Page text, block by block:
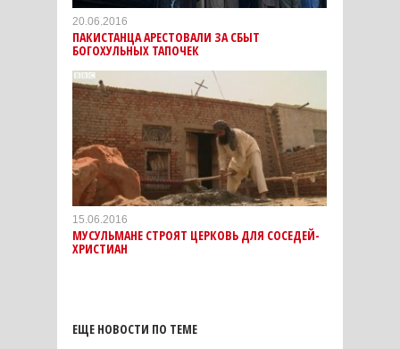
20.06.2016
ПАКИСТАНЦА АРЕСТОВАЛИ ЗА СБЫТ
БОГОХУЛЬНЫХ ТАПОЧЕК
15.06.2016
МУСУЛЬМАНЕ СТРОЯТ ЦЕРКОВЬ ДЛЯ СОСЕДЕЙ-
ХРИСТИАН
ЕЩЕ НОВОСТИ ПО ТЕМЕ